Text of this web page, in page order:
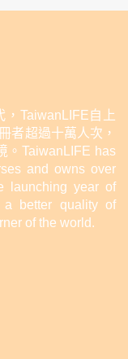
TaiwanLIFE自上
者超過十萬人次，
。TaiwanLIFE has
and owns over
launching year of
better quality of
of the world.